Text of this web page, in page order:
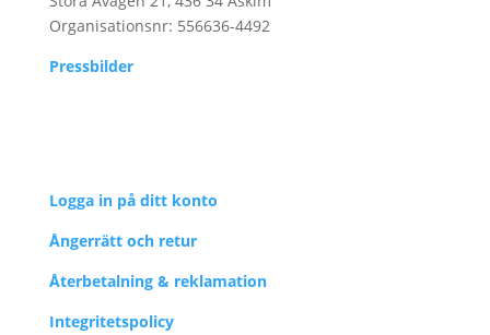
Organisationsnr: 556636-4492
Pressbilder
Logga in på ditt konto
Ångerrätt och retur
Återbetalning & reklamation
Integritetspolicy